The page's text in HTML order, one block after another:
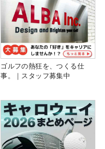
ゴルフの熱狂を、つくる仕
事。｜スタッフ募集中